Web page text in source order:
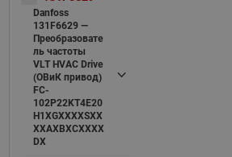
Danfoss
131F6629 —
Преобразовате
ль частоты
VLT HVAC Drive
(ОВиК привод)
FC-
102P22KT4E20
H1XGXXXXSXX
XXAXBXCXXXX
DX